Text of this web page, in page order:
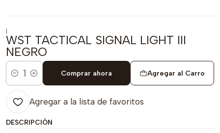
|
WST TACTICAL SIGNAL LIGHT III
NEGRO
Cantidad
Agregar al Carro
Comprar ahora
Agregar a la lista de favoritos
DESCRIPCIÓN